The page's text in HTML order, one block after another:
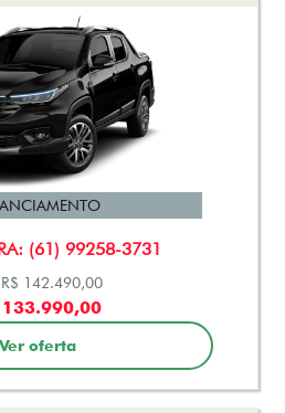
(61) 99258-3731
142.490,00
133.990,00
Ver oferta